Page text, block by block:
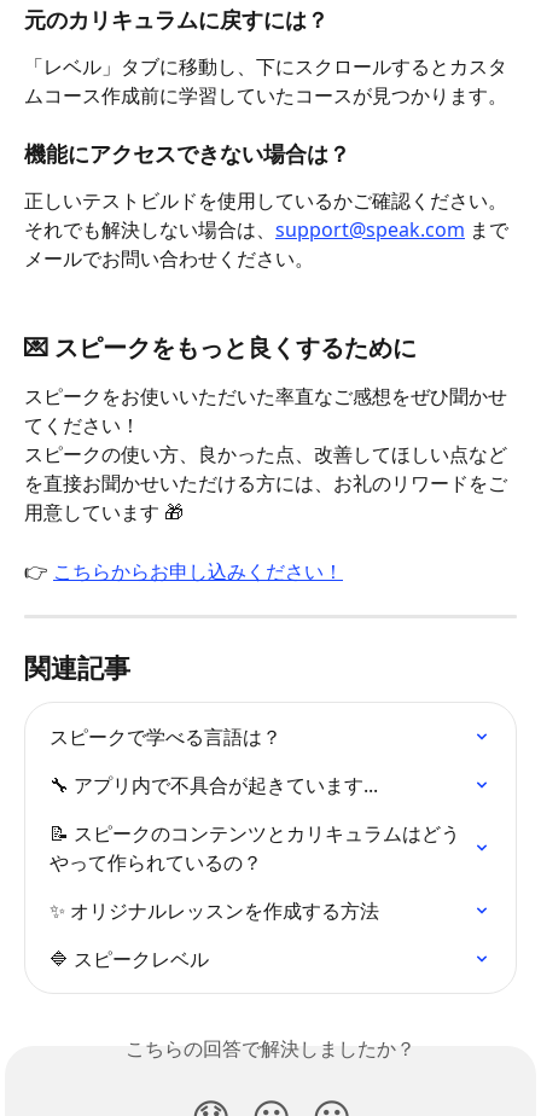
元のカリキュラムに戻すには？
「レベル」タブに移動し、下にスクロールするとカスタ
ムコース作成前に学習していたコースが見つかります。
機能にアクセスできない場合は？
正しいテストビルドを使用しているかご確認ください。
それでも解決しない場合は、 support@speak.com まで
メールでお問い合わせください。
💌 スピークをもっと良くするために
スピークをお使いいただいた率直なご感想をぜひ聞かせ
てください！
スピークの使い方、良かった点、改善してほしい点など
を直接お聞かせいただける方には、お礼のリワードをご
用意しています 🎁
👉 こちらからお申し込みください！
関連記事
スピークで学べる言語は？
🔧 アプリ内で不具合が起きています...
📝 スピークのコンテンツとカリキュラムはどう
やって作られているの？
✨ オリジナルレッスンを作成する方法
🔷 スピークレベル
こちらの回答で解決しましたか？